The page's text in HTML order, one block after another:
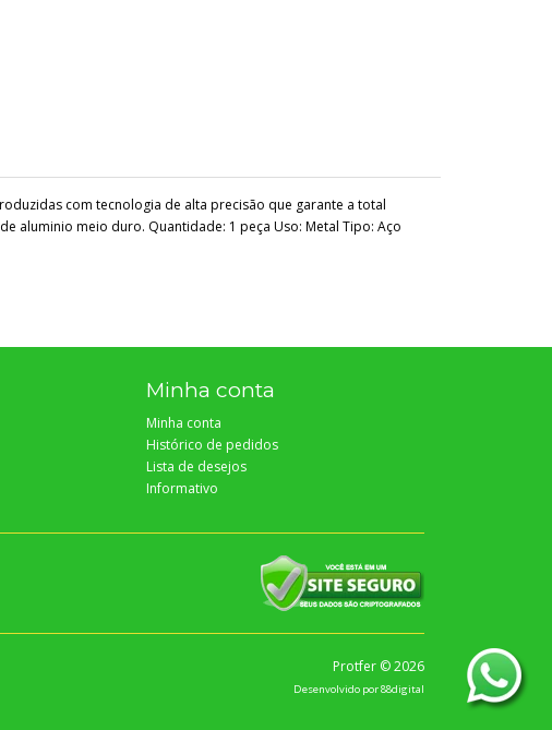
com tecnologia de alta precisão que garante a total
aluminio meio duro. Quantidade: 1 peça Uso: Metal Tipo: Aço
Minha conta
Minha conta
Histórico de pedidos
Lista de desejos
Informativo
Protfer © 2026
Desenvolvido por88digital